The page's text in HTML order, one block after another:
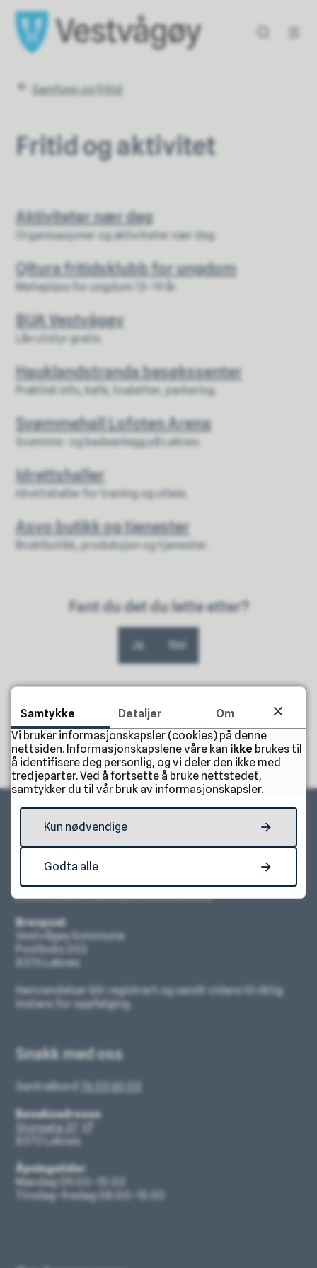
Vestvågøy kommune
Du er her:
Samfunn og fritid
Fritid og aktivitet
Aktiviteter nær deg
Organisasjoner og aktiviteter nær deg.
Qltura fritidsklubb for ungdom
Møteplass for ungdom 13–19 år.
BUA Vestvågøy
Lån utstyr gratis.
Hauklandstranda besøkssenter
Praktisk info, kafé, toaletter, parkering.
Svømmehall Lofoten Arena
Svømme- og badeanlegg på Leknes.
Idrettshaller
Idrettshaller for trening og utleie.
Asvo butikk og tjenester
Bruktbutikk, produksjon og tjenester.
Fant du det du lette etter?
Ja Nei
Skriv til oss
Send e-post
postmottak@vestvagoy.kommune.no
Brevpost
Vestvågøy kommune
Postboks 203
8376 Leknes
Henvendelser blir registrert og sendt videre til riktig
instans for oppfølging.
Snakk med oss
Sentralbord 76 05 60 00
Besøksadresse
Storgata 37
8370 Leknes
Åpningstider
Mandag 09:00–15:30
Tirsdag–fredag 08:00–15:30
Samtykke Detaljer
Om
Vi bruker informasjonskapsler (cookies) på denne
nettsiden. Informasjonskapslene våre kan ikke brukes til
å identifisere deg personlig, og vi deler den ikke med
tredjeparter. Ved å fortsette å bruke nettstedet,
samtykker du til vår bruk av informasjonskapsler.
Kun nødvendige
Godta alle